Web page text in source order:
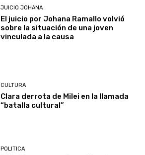
JUICIO JOHANA
El juicio por Johana Ramallo volvió
sobre la situación de una joven
vinculada a la causa
CULTURA
Clara derrota de Milei en la llamada
“batalla cultural”
POLITICA